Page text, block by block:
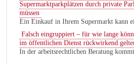
Supermarktparkplätzen durch private
müssen
Ein Einkauf in Ihrem Supermarkt kann
Falsch eingruppiert – für wie lange
im öffentlichen Dienst rückwirkend
In der arbeitsrechtlichen Beratung